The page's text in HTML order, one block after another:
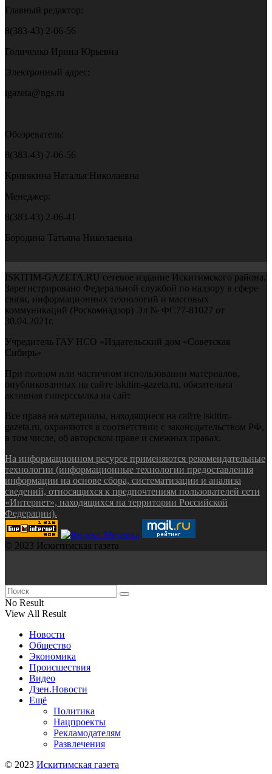
Главный редактор:
8(383-43) 2-06-56
Голиченко Ирина Юрьевна
Электронный адрес:
igazeta@ngs.ru
Обозреватель:
8(383-43) 2-06-56
Кривякина Наталья Николаевна
Менеджер:
8(383-43) 2-06-41
Бородина Татьяна Николаевна
ISKITIM-GAZETA.RU сетевое издание Искитимского района.
Зарегистрировано Федеральной службой по надзору в сфере
связи, информационных технологий и массовых
коммуникаций (Роскомнадзор) Эл № ФС77-81027 от
30.04.2021г.
Учредитель ГАУ НСО «Издательский дом «Советская
Сибирь»
При полном или частичном использовании материалов,
опубликованных на сайте iskitim-gazeta.ru, обязательна
активная гиперссылка на сайт
Все права на материалы, находящиеся на сайте iskitim-
gazeta.ru, охраняются в соответствии с законодательством РФ,
в том числе, об авторском праве и смежных правах.
На информационном ресурсе применяются рекомендательные
технологии (информационные технологии предоставления
информации на основе сбора, систематизации и анализа
сведений, относящихся к предпочтениям пользователей сети
«Интернет», находящихся на территории Российской
Федерации).
© 2023 Искитимская газета
No Result
View All Result
Новости
Общество
Экономика
Происшествия
Видео
Дзен.Новости
Ещё
Политика
Нацпроекты
Рекламодателям
Развлечения
© 2023 Искитимская газета